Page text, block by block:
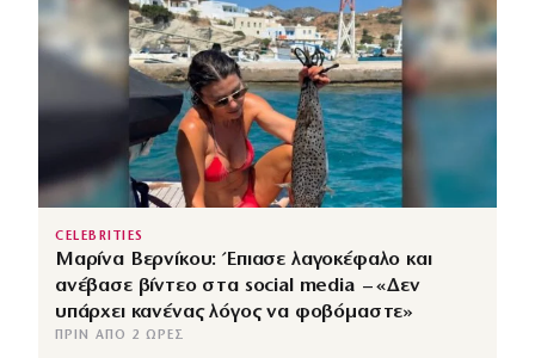
CELEBRITIES
Μαρίνα Βερνίκου: Έπιασε λαγοκέφαλο και
ανέβασε βίντεο στα social media – «Δεν
υπάρχει κανένας λόγος να φοβόμαστε»
ΠΡΙΝ ΑΠΌ 2 ΏΡΕΣ